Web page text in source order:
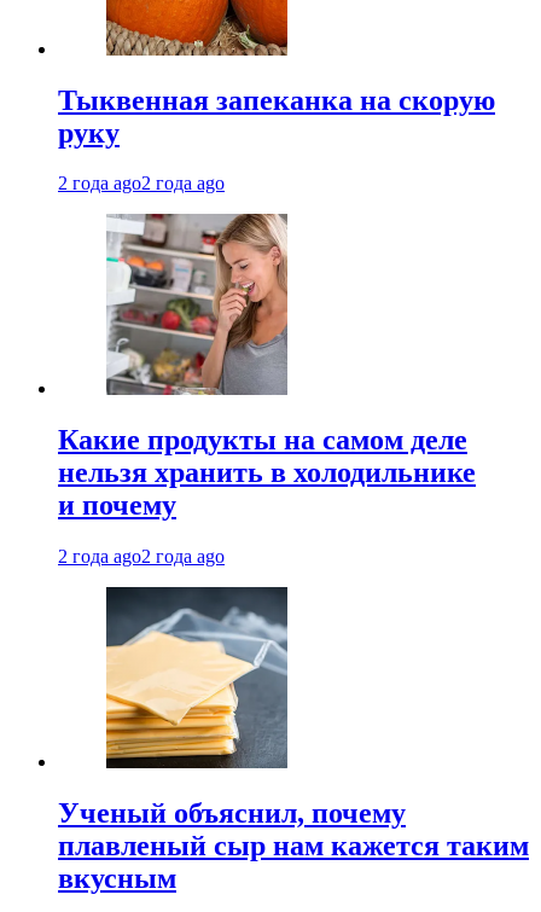
Тыквенная запеканка на скорую
руку
2 года ago2 года ago
Какие продукты на самом деле
нельзя хранить в холодильнике
и почему
2 года ago2 года ago
Ученый объяснил, почему
плавленый сыр нам кажется таким
вкусным